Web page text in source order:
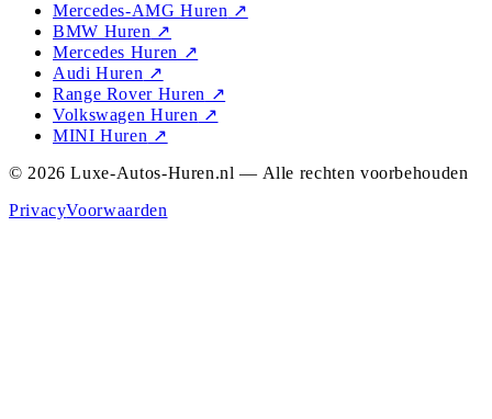
Mercedes-AMG Huren ↗
BMW Huren ↗
Mercedes Huren ↗
Audi Huren ↗
Range Rover Huren ↗
Volkswagen Huren ↗
MINI Huren ↗
© 2026 Luxe-Autos-Huren.nl — Alle rechten voorbehouden
PrivacyVoorwaarden